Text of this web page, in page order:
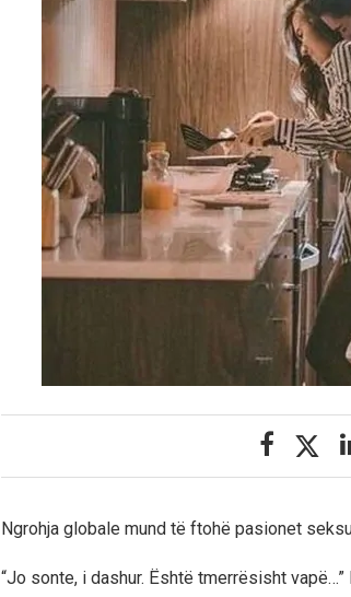
Ngrohja globale mund të ftohë pasionet
“Jo sonte, i dashur. Është tmerrësisht